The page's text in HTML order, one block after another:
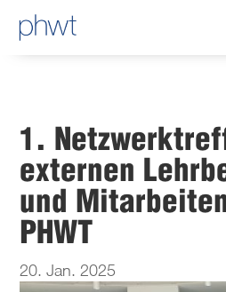
1.
externen
und
PHWT
20. Jan. 2025